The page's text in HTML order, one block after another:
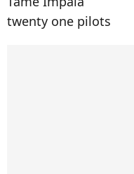
twenty one pilots